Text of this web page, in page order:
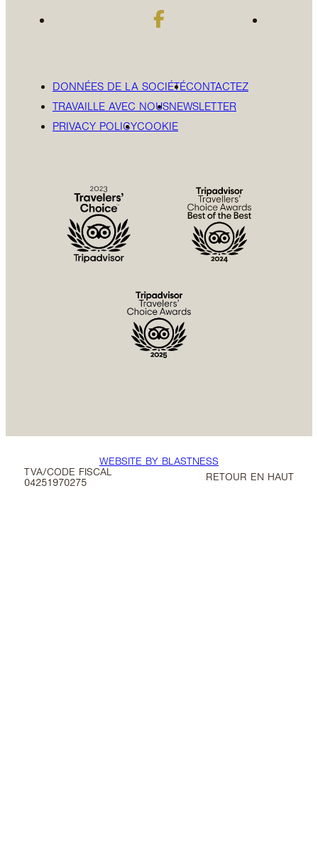
DONNÉES DE LA SOCIÉTÉCONTACTEZ
TRAVAILLE AVEC NOUSNEWSLETTER
PRIVACY POLICYCOOKIE
TVA/CODE FISCAL
04251970275
WEBSITE BY BLASTNESS
RETOUR EN HAUT